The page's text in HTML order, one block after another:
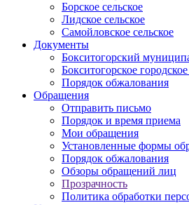
Борское сельское
Лидское сельское
Самойловское сельское
Документы
Бокситогорский
Бокситогорское
Порядок обжалования
Обращения
Отправить письмо
Порядок и время приема
Мои обращения
Установленные формы
Порядок обжалования
Обзоры обращений лиц
Прозрачность
Политика обработки